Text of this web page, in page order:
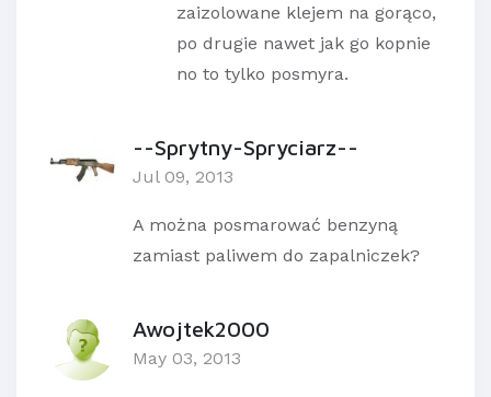
zaizolowane klejem na gorąco,
po drugie nawet jak go kopnie
no to tylko posmyra.
--Sprytny-Spryciarz--
Jul 09, 2013
A można posmarować benzyną
zamiast paliwem do zapalniczek?
Awojtek2000
May 03, 2013